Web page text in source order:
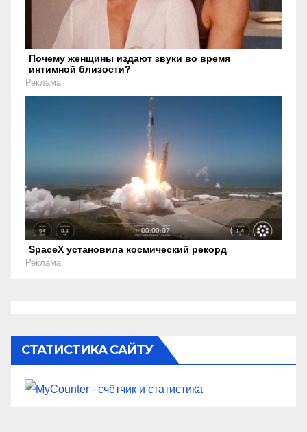
Почему женщины издают звуки во время
интимной близости?
Реклама
SpaceX установила космический рекорд
Реклама
СТАТИСТИКА САЙТУ